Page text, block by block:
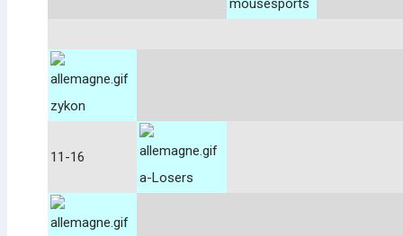
mousesports
zykon
11-16
a-Losers